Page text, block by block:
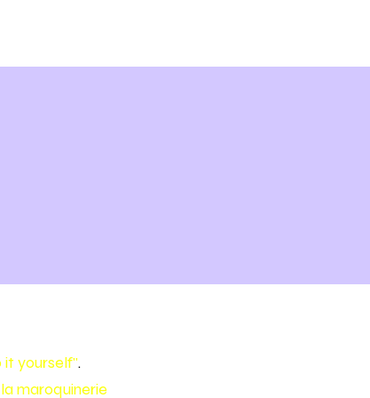
it yourself".
maroquinerie